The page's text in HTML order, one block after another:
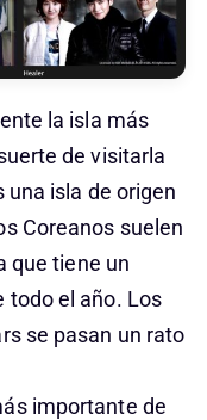
la isla más
de visitarla
una isla de origen
Coreanos suelen
que tiene un
todo el año. Los
se pasan un rato
importante de